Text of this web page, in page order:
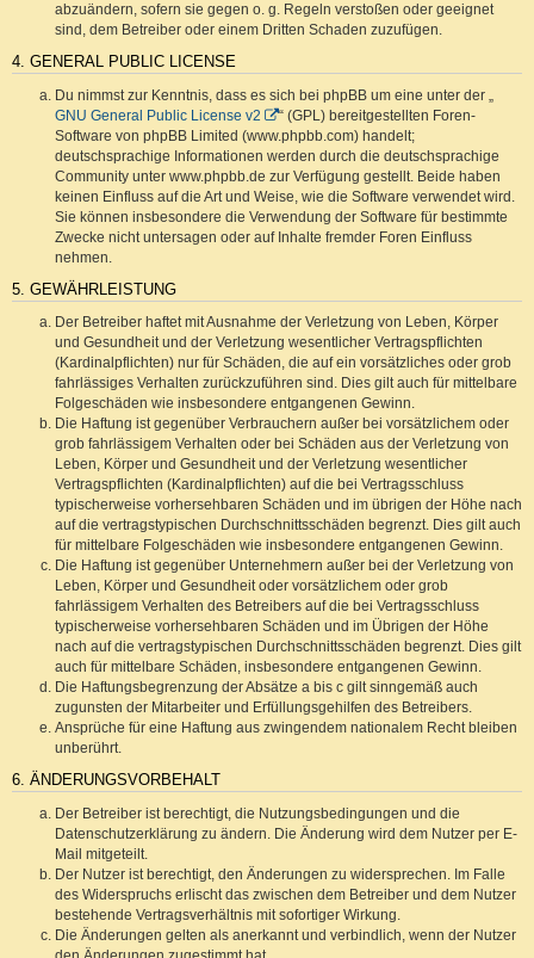
abzuändern, sofern sie gegen o. g. Regeln verstoßen oder geeignet
sind, dem Betreiber oder einem Dritten Schaden zuzufügen.
4. GENERAL PUBLIC LICENSE
Du nimmst zur Kenntnis, dass es sich bei phpBB um eine unter der „
GNU General Public License v2
“ (GPL) bereitgestellten Foren-
Software von phpBB Limited (www.phpbb.com) handelt;
deutschsprachige Informationen werden durch die deutschsprachige
Community unter www.phpbb.de zur Verfügung gestellt. Beide haben
keinen Einfluss auf die Art und Weise, wie die Software verwendet wird.
Sie können insbesondere die Verwendung der Software für bestimmte
Zwecke nicht untersagen oder auf Inhalte fremder Foren Einfluss
nehmen.
5. GEWÄHRLEISTUNG
Der Betreiber haftet mit Ausnahme der Verletzung von Leben, Körper
und Gesundheit und der Verletzung wesentlicher Vertragspflichten
(Kardinalpflichten) nur für Schäden, die auf ein vorsätzliches oder grob
fahrlässiges Verhalten zurückzuführen sind. Dies gilt auch für mittelbare
Folgeschäden wie insbesondere entgangenen Gewinn.
Die Haftung ist gegenüber Verbrauchern außer bei vorsätzlichem oder
grob fahrlässigem Verhalten oder bei Schäden aus der Verletzung von
Leben, Körper und Gesundheit und der Verletzung wesentlicher
Vertragspflichten (Kardinalpflichten) auf die bei Vertragsschluss
typischerweise vorhersehbaren Schäden und im übrigen der Höhe nach
auf die vertragstypischen Durchschnittsschäden begrenzt. Dies gilt auch
für mittelbare Folgeschäden wie insbesondere entgangenen Gewinn.
Die Haftung ist gegenüber Unternehmern außer bei der Verletzung von
Leben, Körper und Gesundheit oder vorsätzlichem oder grob
fahrlässigem Verhalten des Betreibers auf die bei Vertragsschluss
typischerweise vorhersehbaren Schäden und im Übrigen der Höhe
nach auf die vertragstypischen Durchschnittsschäden begrenzt. Dies gilt
auch für mittelbare Schäden, insbesondere entgangenen Gewinn.
Die Haftungsbegrenzung der Absätze a bis c gilt sinngemäß auch
zugunsten der Mitarbeiter und Erfüllungsgehilfen des Betreibers.
Ansprüche für eine Haftung aus zwingendem nationalem Recht bleiben
unberührt.
6. ÄNDERUNGSVORBEHALT
Der Betreiber ist berechtigt, die Nutzungsbedingungen und die
Datenschutzerklärung zu ändern. Die Änderung wird dem Nutzer per E-
Mail mitgeteilt.
Der Nutzer ist berechtigt, den Änderungen zu widersprechen. Im Falle
des Widerspruchs erlischt das zwischen dem Betreiber und dem Nutzer
bestehende Vertragsverhältnis mit sofortiger Wirkung.
Die Änderungen gelten als anerkannt und verbindlich, wenn der Nutzer